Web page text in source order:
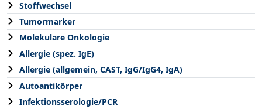
Stoffwechsel
Tumormarker
Molekulare Onkologie
Allergie (spez. IgE)
Allergie (allgemein, CAST, IgG/IgG4, IgA)
Autoantikörper
Infektionsserologie/PCR